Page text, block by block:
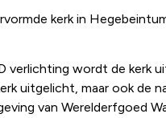
kerk in
wordt de kerk
uitgelicht, maar ook de
van Werelderfgoed